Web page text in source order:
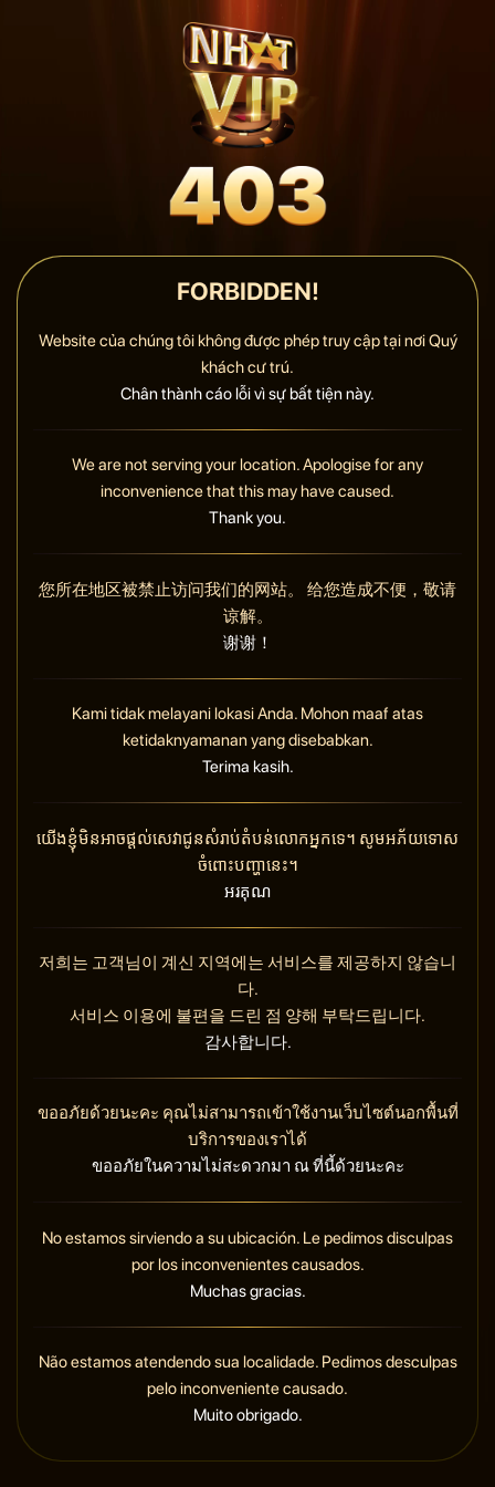
FORBIDDEN!
Website của chúng tôi không được phép truy cập tại nơi Quý
khách cư trú.
Chân thành cáo lỗi vì sự bất tiện này.
We are not serving your location. Apologise for any
inconvenience that this may have caused.
Thank you.
您所在地区被禁止访问我们的网站。 给您造成不便，敬请
谅解。
谢谢！
Kami tidak melayani lokasi Anda. Mohon maaf atas
ketidaknyamanan yang disebabkan.
Terima kasih.
យើងខ្ញុំមិនអាចផ្តល់សេវាជូនសំរាប់តំបន់លោកអ្នកទេ។ សូមអភ័យទោស
ចំពោះបញ្ហានេះ។
អរគុណ
저희는 고객님이 계신 지역에는 서비스를 제공하지 않습니
다.
서비스 이용에 불편을 드린 점 양해 부탁드립니다.
감사합니다.
ขออภัยด้วยนะคะ คุณไม่สามารถเข้าใช้งานเว็บไซต์นอกพื้นที่
บริการของเราได้
ขออภัยในความไม่สะดวกมา ณ ที่นี้ด้วยนะคะ
No estamos sirviendo a su ubicación. Le pedimos disculpas
por los inconvenientes causados.
Muchas gracias.
Não estamos atendendo sua localidade. Pedimos desculpas
pelo inconveniente causado.
Muito obrigado.